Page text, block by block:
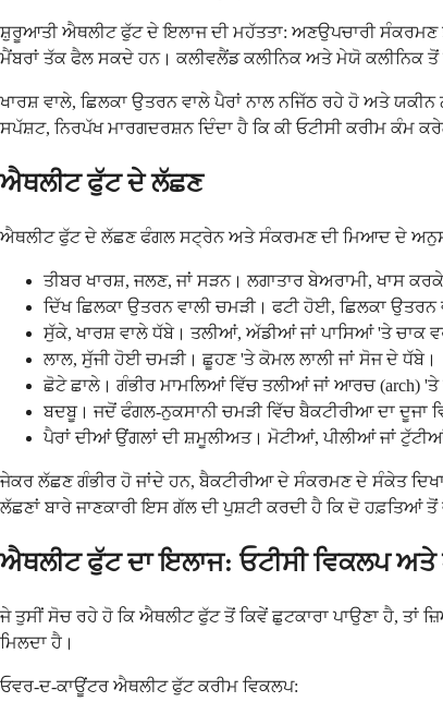
ਸ਼ੁਰੂਆਤੀ ਐਥਲੀਟ ਫੁੱਟ ਦੇ ਇਲਾਜ ਦੀ ਮਹੱਤਤਾ: ਅਣਉਪਚਾਰੀ ਸੰਕਰਮਣ
ਮੈਂਬਰਾਂ ਤੱਕ ਫੈਲ ਸਕਦੇ ਹਨ। ਕਲੀਵਲੈਂਡ ਕਲੀਨਿਕ ਅਤੇ ਮੇਯੋ ਕਲੀਨਿਕ ਤੋਂ
ਖਾਰਸ਼ ਵਾਲੇ, ਛਿਲਕਾ ਉਤਰਨ ਵਾਲੇ ਪੈਰਾਂ ਨਾਲ ਨਜਿੱਠ ਰਹੇ ਹੋ ਅਤੇ
ਸਪੱਸ਼ਟ, ਨਿਰਪੱਖ ਮਾਰਗਦਰਸ਼ਨ ਦਿੰਦਾ ਹੈ ਕਿ ਕੀ ਓਟੀਸੀ ਕਰੀਮ ਕੰਮ
ਐਥਲੀਟ ਫੁੱਟ ਦੇ ਲੱਛਣ
ਐਥਲੀਟ ਫੁੱਟ ਦੇ ਲੱਛਣ ਫੰਗਲ ਸਟ੍ਰੇਨ ਅਤੇ ਸੰਕਰਮਣ ਦੀ ਮਿਆਦ ਦੇ
ਤੀਬਰ ਖਾਰਸ਼, ਜਲਣ, ਜਾਂ ਸੜਨ। ਲਗਾਤਾਰ ਬੇਅਰਾਮੀ, ਖਾਸ
ਦਿੱਖ ਛਿਲਕਾ ਉਤਰਨ ਵਾਲੀ ਚਮੜੀ। ਫਟੀ ਹੋਈ, ਛਿਲਕਾ
ਸੁੱਕੇ, ਖਾਰਸ਼ ਵਾਲੇ ਧੱਬੇ। ਤਲੀਆਂ, ਅੱਡੀਆਂ ਜਾਂ ਪਾਸਿਆਂ 'ਤੇ ਚਾਕ
ਲਾਲ, ਸੁੱਜੀ ਹੋਈ ਚਮੜੀ। ਛੂਹਣ 'ਤੇ ਕੋਮਲ ਲਾਲੀ ਜਾਂ ਸੋਜ ਦੇ ਧੱਬੇ।
ਛੋਟੇ ਛਾਲੇ। ਗੰਭੀਰ ਮਾਮਲਿਆਂ ਵਿੱਚ ਤਲੀਆਂ ਜਾਂ ਆਰਚ (arch)
ਬਦਬੂ। ਜਦੋਂ ਫੰਗਲ-ਨੁਕਸਾਨੀ ਚਮੜੀ ਵਿੱਚ ਬੈਕਟੀਰੀਆ ਦਾ ਦੂਜਾ
ਪੈਰਾਂ ਦੀਆਂ ਉਂਗਲਾਂ ਦੀ ਸ਼ਮੂਲੀਅਤ। ਮੋਟੀਆਂ, ਪੀਲੀਆਂ ਜਾਂ
ਜੇਕਰ ਲੱਛਣ ਗੰਭੀਰ ਹੋ ਜਾਂਦੇ ਹਨ, ਬੈਕਟੀਰੀਆ ਦੇ ਸੰਕਰਮਣ ਦੇ ਸੰਕੇਤ
ਲੱਛਣਾਂ ਬਾਰੇ ਜਾਣਕਾਰੀ ਇਸ ਗੱਲ ਦੀ ਪੁਸ਼ਟੀ ਕਰਦੀ ਹੈ ਕਿ ਦੋ ਹਫ਼ਤਿਆਂ
ਐਥਲੀਟ ਫੁੱਟ ਦਾ ਇਲਾਜ: ਓਟੀਸੀ ਵਿਕਲਪ
ਜੇ ਤੁਸੀਂ ਸੋਚ ਰਹੇ ਹੋ ਕਿ ਐਥਲੀਟ ਫੁੱਟ ਤੋਂ ਕਿਵੇਂ ਛੁਟਕਾਰਾ ਪਾਉਣਾ ਹੈ,
ਮਿਲਦਾ ਹੈ।
ਓਵਰ-ਦ-ਕਾਊਂਟਰ ਐਥਲੀਟ ਫੁੱਟ ਕਰੀਮ ਵਿਕਲਪ: